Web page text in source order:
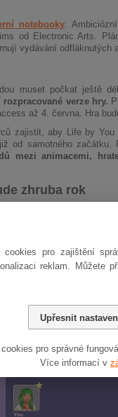
pro zajištění
reklam. Můžete
Upřesnit
pro správné
Více informací v
notebooky.
od Electronic Arts.
vydávání odfláknutých
muset počkat ještě
verze hry.
až 4. června. Hra
zajistit, aby Life by
od samotného
mezi animacemi,
zhruba rok
přístupu zhruba jeden
hry, termín se
doba early access se
Sims?
reálnější grafika a
snaží přinést do žánru
hry a doufají, že se
poskytovat
osvěžení do herního